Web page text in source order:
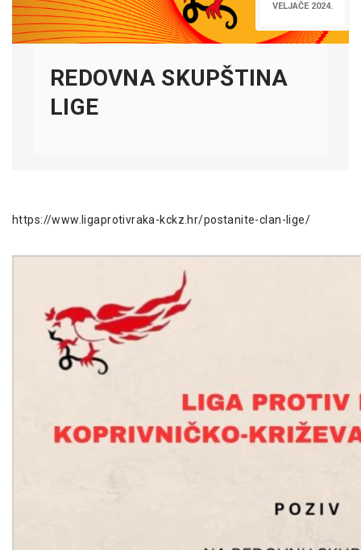
VELJAČE 2024.
REDOVNA SKUPŠTINA
LIGE
https://www.ligaprotivraka-kckz.hr/postanite-clan-lige/